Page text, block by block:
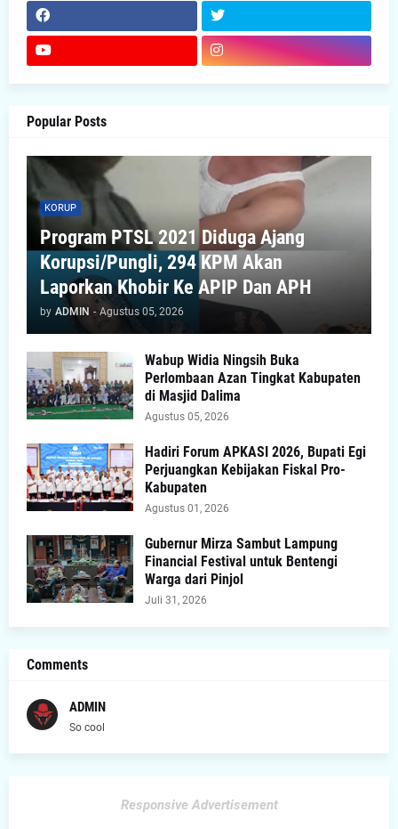
Popular Posts
KORUP
Program PTSL 2021 Diduga Ajang
Korupsi/Pungli, 294 KPM Akan
Laporkan Khobir Ke APIP Dan APH
by ADMIN - Agustus 05, 2026
Wabup Widia Ningsih Buka
Perlombaan Azan Tingkat Kabupaten
di Masjid Dalima
Agustus 05, 2026
Hadiri Forum APKASI 2026, Bupati Egi
Perjuangkan Kebijakan Fiskal Pro-
Kabupaten
Agustus 01, 2026
Gubernur Mirza Sambut Lampung
Financial Festival untuk Bentengi
Warga dari Pinjol
Juli 31, 2026
Comments
ADMIN
So cool
Responsive Advertisement